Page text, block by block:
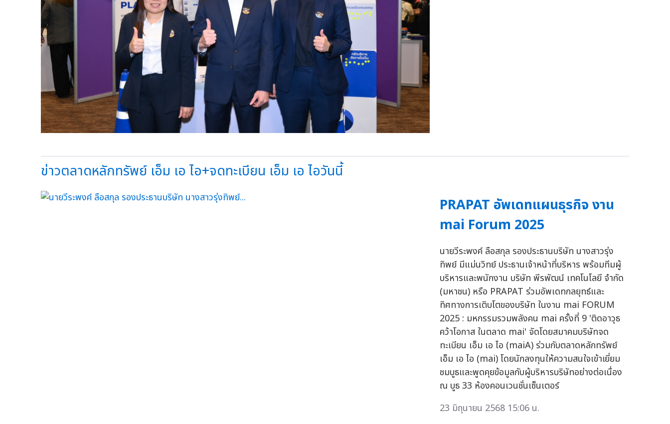
ข่าวตลาดหลักทรัพย์ เอ็ม เอ ไอ+จดทะเบียน เอ็ม เอ ไอวันนี้
PRAPAT อัพเดทแผนธุรกิจ งาน
mai Forum 2025
นายวีระพงค์ ลือสกุล รองประธานบริษัท นางสาวรุ่ง
ทิพย์ มีแม่นวิทย์ ประธานเจ้าหน้าที่บริหาร พร้อมทีมผู้
บริหารและพนักงาน บริษัท พีรพัฒน์ เทคโนโลยี จำกัด
(มหาชน) หรือ PRAPAT ร่วมอัพเดทกลยุทธ์และ
ทิศทางการเติบโตของบริษัท ในงาน mai FORUM
2025 : มหกรรมรวมพลังคน mai ครั้งที่ 9 'ติดอาวุธ
คว้าโอกาส ในตลาด mai' จัดโดยสมาคมบริษัทจด
ทะเบียน เอ็ม เอ ไอ (maiA) ร่วมกับตลาดหลักทรัพย์
เอ็ม เอ ไอ (mai) โดยนักลงทุนให้ความสนใจเข้าเยี่ยม
ชมบูธและพูดคุยข้อมูลกับผู้บริหารบริษัทอย่างต่อเนื่อง
ณ บูธ 33 ห้องคอนเวนชั่นเซ็นเตอร์
23 มิถุนายน 2568 15:06 น.